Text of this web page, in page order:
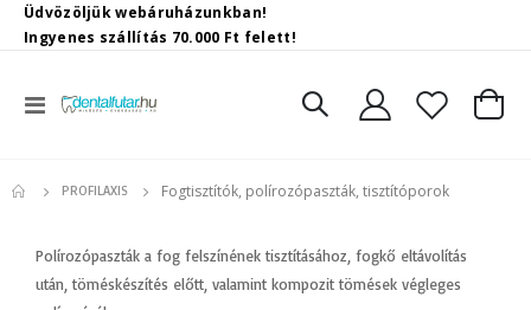
Üdvözöljük webáruházunkban!
Ingyenes szállítás 70.000 Ft felett!
Toggle
Kosár
PROFILAXIS Fogtisztítók, polírozópaszták, tisztítóporok
Polírozópaszták a fog felszínének tisztításához, fogkő eltávolítás
után, töméskészítés előtt, valamint kompozit tömések végleges